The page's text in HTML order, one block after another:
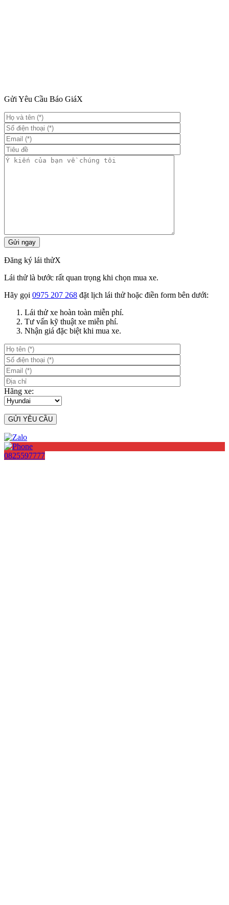
Gửi Yêu Cầu Báo GiáX
Đăng ký lái thửX
Lái thử là bước rất quan trọng khi chọn mua xe.
Hãy gọi 0975 207 268 đặt lịch lái thử hoặc điền form bên dưới:
Lái thử xe hoàn toàn miễn phí.
Tư vấn kỹ thuật xe miễn phí.
Nhận giá đặc biệt khi mua xe.
Hãng xe:
0825597777